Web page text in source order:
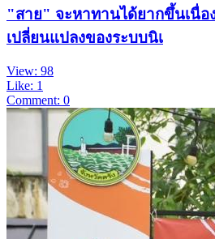
"สาย" จะหาทานได้ยากขึ้นเนื่อ
เปลี่ยนแปลงของระบบนิเ
View: 98
Like: 1
Comment: 0